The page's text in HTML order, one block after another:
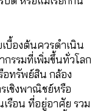
บื้องต้นควรดำเนิน
กรรมที่เพิ่มขึ้นทั่วโลก
ทรัพย์สิน กล้อง
เชิงพาณิชย์หรือ
รือน ที่อยู่อาศัย รวม